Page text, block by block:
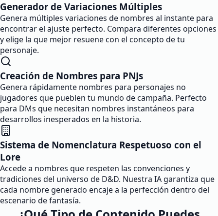
Generador de Variaciones Múltiples
Genera múltiples variaciones de nombres al instante para
encontrar el ajuste perfecto. Compara diferentes opciones
y elige la que mejor resuene con el concepto de tu
personaje.
Creación de Nombres para PNJs
Genera rápidamente nombres para personajes no
jugadores que pueblen tu mundo de campaña. Perfecto
para DMs que necesitan nombres instantáneos para
desarrollos inesperados en la historia.
Sistema de Nomenclatura Respetuoso con el
Lore
Accede a nombres que respeten las convenciones y
tradiciones del universo de D&D. Nuestra IA garantiza que
cada nombre generado encaje a la perfección dentro del
escenario de fantasía.